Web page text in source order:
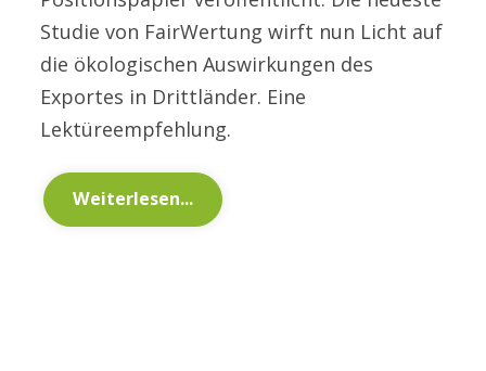
Studie von FairWertung wirft nun Licht auf
die ökologischen Auswirkungen des
Exportes in Drittländer. Eine
Lektüreempfehlung.
Weiterlesen...